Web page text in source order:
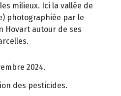
milieux. Ici la vallée de
photographiée par le
Hovart autour de ses
2024.
des pesticides.